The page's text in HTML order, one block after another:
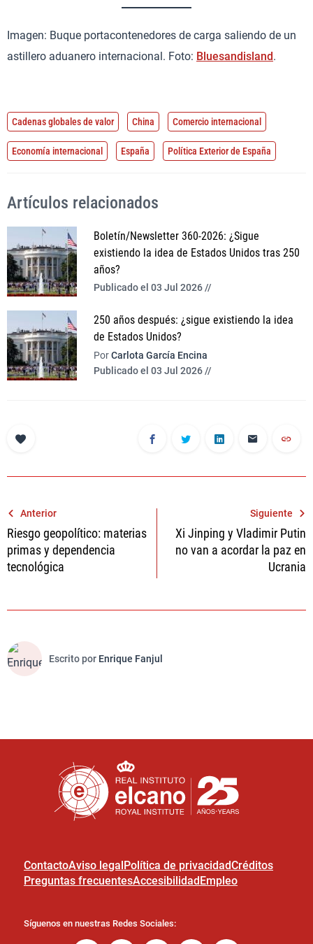
Imagen: Buque portacontenedores de carga saliendo de un
astillero aduanero internacional. Foto: Bluesandisland.
Cadenas globales de valor China Comercio internacional
Economía internacional España Política Exterior de España
Artículos relacionados
Boletín/Newsletter 360-2026: ¿Sigue
existiendo la idea de Estados Unidos tras 250
años?
Publicado el 03 Jul 2026 //
250 años después: ¿sigue existiendo la idea
de Estados Unidos?
PorCarlota García Encina
Publicado el 03 Jul 2026 //
Navegación
de
entradas
Anterior
Riesgo geopolítico: materias
primas y dependencia
tecnológica
Siguiente
Xi Jinping y Vladimir Putin
no van a acordar la paz en
Ucrania
Escrito por Enrique Fanjul
ContactoAviso legalPolítica de privacidadCréditos
Preguntas frecuentesAccesibilidadEmpleo
Síguenos en nuestras Redes Sociales: